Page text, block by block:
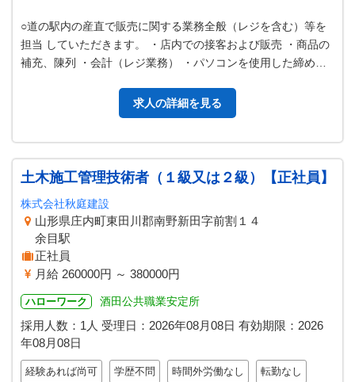
○道の駅内の産直で販売に関する業務全般（レジを含む）等を
担当 していただきます。 ・店内での接客および販売 ・商品の
補充、陳列 ・会計（レジ業務） ・パソコンを使用した締め作
求人の詳細を見る
土木施工管理技術者（１級又は２級）【正社員】
株式会社秋庭建設
山形県庄内町東田川郡南野新田字前割１４
余目駅
正社員
月給 260000円 ～ 380000円
ハローワーク 酒田公共職業安定所
採用人数：1人 受理日： 2026年08月08日 有効期限： 2026
年08月08日
経験あれば尚可 学歴不問 時間外労働なし 転勤なし